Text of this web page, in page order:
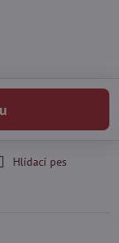
Hlídací pes